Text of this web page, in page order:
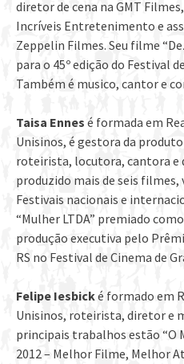
diretor de cena na GMT
Incríveis Entretenimento e
Zeppelin Filmes. Seu filme
para o 45º edição do Festival
Também é musico, cantor e
Taisa Ennes é formada em
Unisinos, é gestora da
roteirista, locutora, cantora e
produzido mais de seis
Festivais nacionais e
“Mulher LTDA” premiado
produção executiva pelo
RS no Festival de Cinema de
Felipe Iesbické formado em
Unisinos, roteirista, diretor e
principais trabalhos estão “O
2012 – Melhor Filme, Melhor